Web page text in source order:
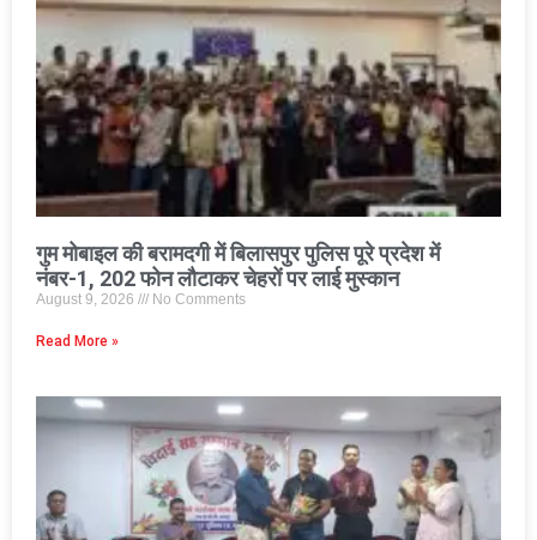
गुम मोबाइल की बरामदगी में बिलासपुर पुलिस पूरे प्रदेश में
नंबर-1, 202 फोन लौटाकर चेहरों पर लाई मुस्कान
August 9, 2026 No Comments
Read More »